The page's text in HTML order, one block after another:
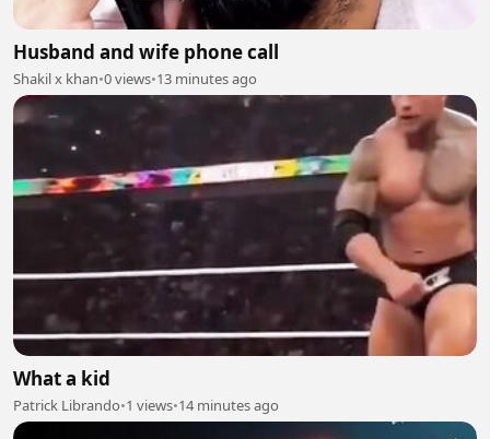
Husband and wife phone call
Shakil x khan•0 views•13 minutes ago
What a kid
Patrick Librando•1 views•14 minutes ago